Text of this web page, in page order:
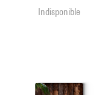
Indisponible